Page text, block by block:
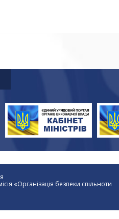
«Організація безпеки спільноти